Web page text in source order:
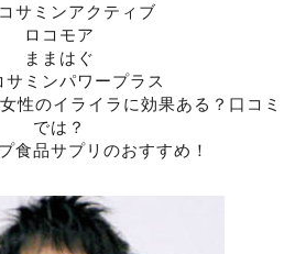
サミンアクティブ
ロコモア
ままはぐ
サミンパワープラス
性のイライラに効果ある？口コミ
では？
食品サプリのおすすめ！